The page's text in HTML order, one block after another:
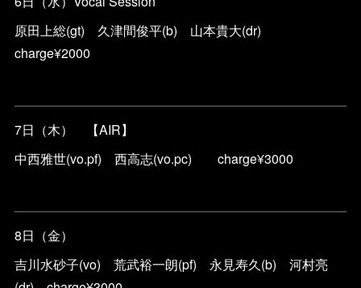
原田上総(gt) 久津間俊平(b) 山本貴大(dr)
charge¥2000
7日（木） 【AIR】
中西雅世(vo.pf) 西高志(vo.pc) charge¥3000
8日（金）
吉川水砂子(vo) 荒武裕一朗(pf) 永見寿久(b) 河村亮